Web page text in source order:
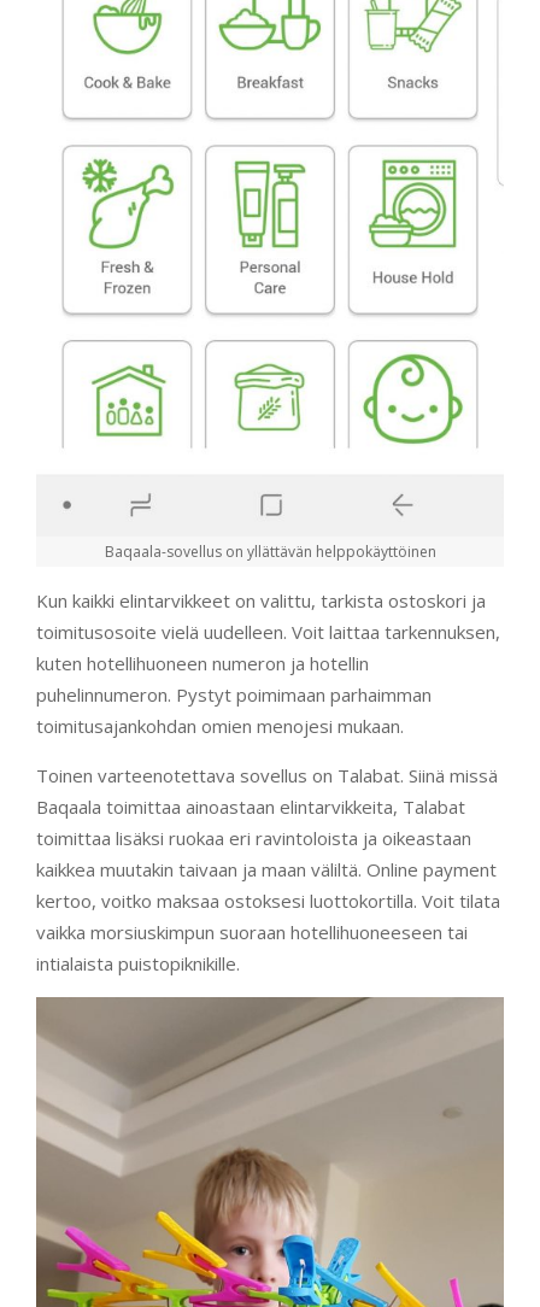
Baqaala-sovellus on yllättävän helppokäyttöinen
Kun kaikki elintarvikkeet on valittu, tarkista ostoskori ja
toimitusosoite vielä uudelleen. Voit laittaa tarkennuksen,
kuten hotellihuoneen numeron ja hotellin
puhelinnumeron. Pystyt poimimaan parhaimman
toimitusajankohdan omien menojesi mukaan.
Toinen varteenotettava sovellus on Talabat. Siinä missä
Baqaala toimittaa ainoastaan elintarvikkeita, Talabat
toimittaa lisäksi ruokaa eri ravintoloista ja oikeastaan
kaikkea muutakin taivaan ja maan väliltä. Online payment
kertoo, voitko maksaa ostoksesi luottokortilla. Voit tilata
vaikka morsiuskimpun suoraan hotellihuoneeseen tai
intialaista puistopiknikille.